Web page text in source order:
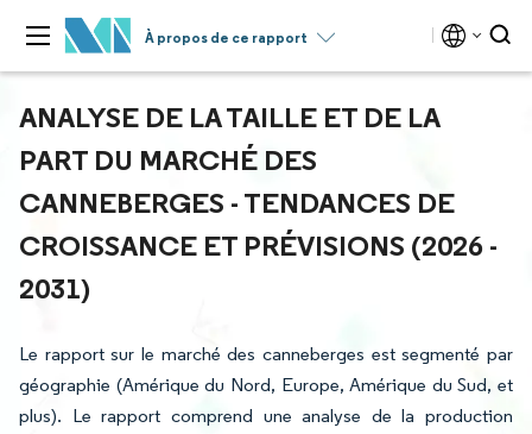
À propos de ce rapport
ANALYSE DE LA TAILLE ET DE LA
PART DU MARCHÉ DES
CANNEBERGES - TENDANCES DE
CROISSANCE ET PRÉVISIONS (2026 -
2031)
Le rapport sur le marché des canneberges est segmenté par
géographie (Amérique du Nord, Europe, Amérique du Sud, et
plus). Le rapport comprend une analyse de la production